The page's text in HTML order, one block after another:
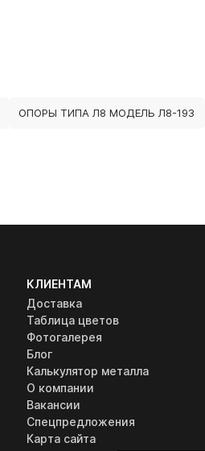
ОПОРЫ ТИПА Л8 МОДЕЛЬ Л8-193
КЛИЕНТАМ
Доставка
Таблица цветов
Фотогалерея
Блог
Калькулятор металла
О компании
Вакансии
Спецпредложения
Карта сайта